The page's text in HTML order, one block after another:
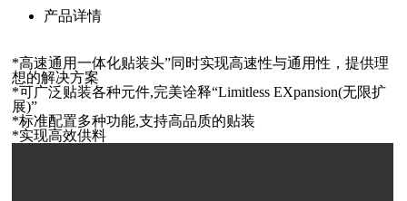
产品详情
*高速通用一体化贴装头”同时实现高速性与通用性，提供理
想的解决方案
*可广泛贴装各种元件,完美诠释“Limitless EXpansion(无限扩
展)”
*标准配置多种功能,支持高品质的贴装
*实现高效供料